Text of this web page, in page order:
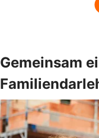
Gemeinsam